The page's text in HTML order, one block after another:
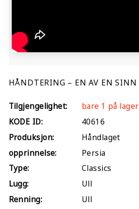
HÅNDTERING – EN AV EN SINN
Tilgjengelighet:
bare 1 på lager
KODE ID:
40616
Produksjon:
Håndlaget
opprinnelse:
Persia
Type:
Classics
Lugg:
Ull
Renning:
Ull